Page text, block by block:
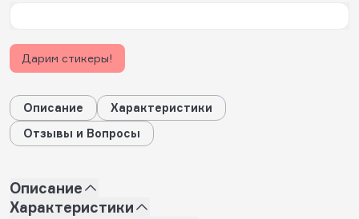
Дарим стикеры!
Описание
Характеристики
Отзывы и Вопросы
Описание
Характеристики